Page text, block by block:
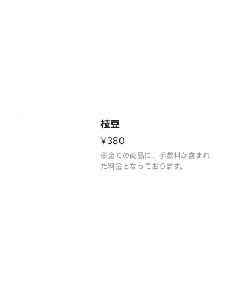
枝豆
¥380
※全ての商品に、手数料が含まれ
た料金となっております。